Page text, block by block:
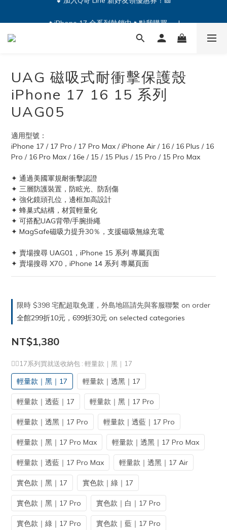
💕加入Q哥 Line 新好友領優惠券！🎫
UAG 磁吸式耐衝擊保護殼
iPhone 17 16 15 系列
UAG05
適用型號：
iPhone 17 / 17 Pro / 17 Pro Max / iPhone Air / 16 / 16 Plus / 16
Pro / 16 Pro Max / 16e / 15 / 15 Plus / 15 Pro / 15 Pro Max
✦ 通過美國軍規耐衝擊認證
✦ 三層防護裝置，防眩光、防刮傷
✦ 強化鏡頭孔位，邊框加高設計
✦ 蜂巢式結構，材質輕量化
✦ 可搭配UAG背帶/手腕掛繩
✦ MagSafe磁吸力提升30％，支援磁吸無線充電
✦ 賣場搜尋 UAG01，iPhone 15 系列 專屬頁面
✦ 賣場搜尋 X70，iPhone 14 系列 專屬頁面
限時 $398 宅配超取免運，外島地區請先與客服聯繫 on order
全館299折10元，699折30元 on selected categories
NT$1,380
❤️‍🔥17系列買就送收納包 : 輕量款｜黑｜17
輕量款｜黑｜17 輕量款｜透黑｜17
輕量款｜透藍｜17 輕量款｜黑｜17 Pro
輕量款｜透黑｜17 Pro 輕量款｜透藍｜17 Pro
輕量款｜黑｜17 Pro Max 輕量款｜透黑｜17 Pro Max
輕量款｜透藍｜17 Pro Max 輕量款｜透黑｜17 Air
實色款｜黑｜17 實色款｜綠｜17
實色款｜黑｜17 Pro 實色款｜白｜17 Pro
實色款｜綠｜17 Pro 實色款｜藍｜17 Pro